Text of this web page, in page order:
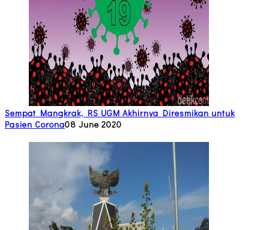
Sempat Mangkrak, RS UGM Akhirnya Diresmikan untuk
Pasien Corona08 June 2020